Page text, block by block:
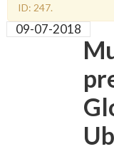
ID: 247.
09-07-2018